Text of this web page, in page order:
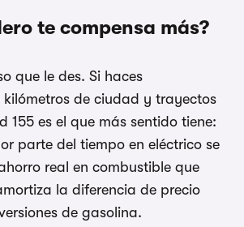
te compensa más?
que le des. Si haces
de ciudad y trayectos
155 es el que más sentido tiene:
parte del tiempo en eléctrico se
real en combustible que
la diferencia de precio
de gasolina.